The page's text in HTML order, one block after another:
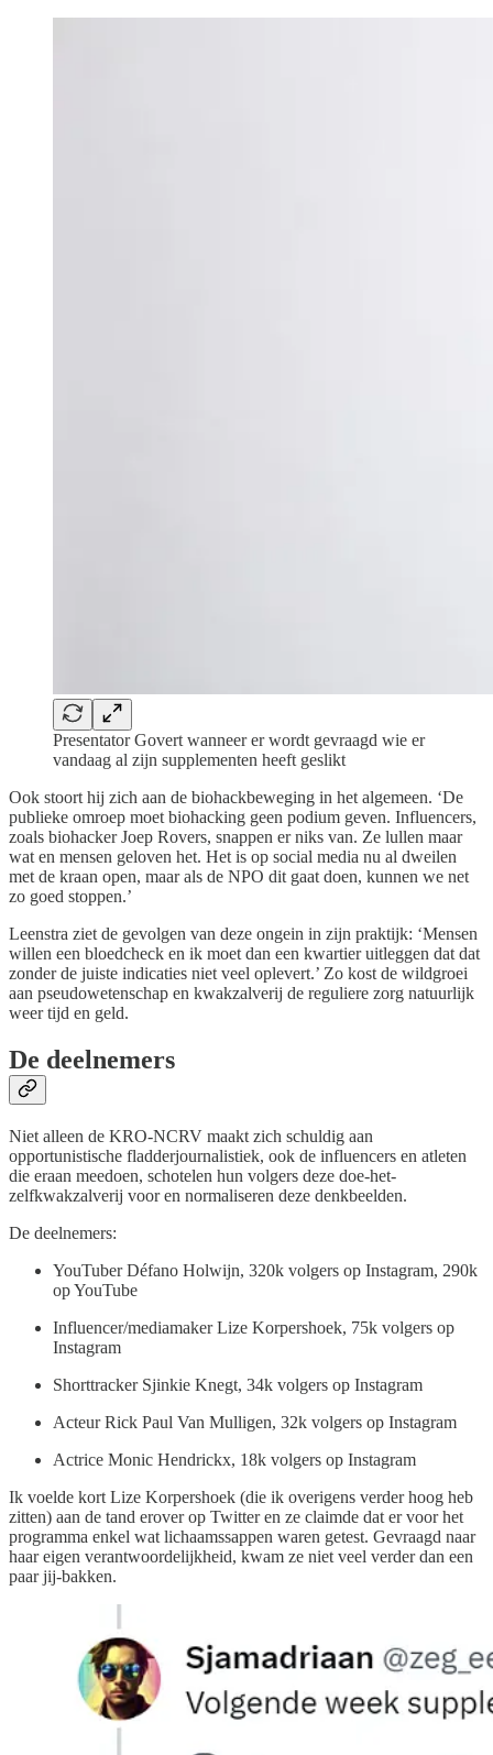
Presentator Govert wanneer er wordt gevraagd wie er
vandaag al zijn supplementen heeft geslikt
Ook stoort hij zich aan de biohackbeweging in het algemeen. ‘De
publieke omroep moet biohacking geen podium geven. Influencers,
zoals biohacker Joep Rovers, snappen er niks van. Ze lullen maar
wat en mensen geloven het. Het is op social media nu al dweilen
met de kraan open, maar als de NPO dit gaat doen, kunnen we net
zo goed stoppen.’
Leenstra ziet de gevolgen van deze ongein in zijn praktijk: ‘Mensen
willen een bloedcheck en ik moet dan een kwartier uitleggen dat dat
zonder de juiste indicaties niet veel oplevert.’ Zo kost de wildgroei
aan pseudowetenschap en kwakzalverij de reguliere zorg natuurlijk
weer tijd en geld.
De deelnemers
Niet alleen de KRO-NCRV maakt zich schuldig aan
opportunistische fladderjournalistiek, ook de influencers en atleten
die eraan meedoen, schotelen hun volgers deze doe-het-
zelfkwakzalverij voor en normaliseren deze denkbeelden.
De deelnemers:
YouTuber Défano Holwijn, 320k volgers op Instagram, 290k
op YouTube
Influencer/mediamaker Lize Korpershoek, 75k volgers op
Instagram
Shorttracker Sjinkie Knegt, 34k volgers op Instagram
Acteur Rick Paul Van Mulligen, 32k volgers op Instagram
Actrice Monic Hendrickx, 18k volgers op Instagram
Ik voelde kort Lize Korpershoek (die ik overigens verder hoog heb
zitten) aan de tand erover op Twitter en ze claimde dat er voor het
programma enkel wat lichaamssappen waren getest. Gevraagd naar
haar eigen verantwoordelijkheid, kwam ze niet veel verder dan een
paar jij-bakken.